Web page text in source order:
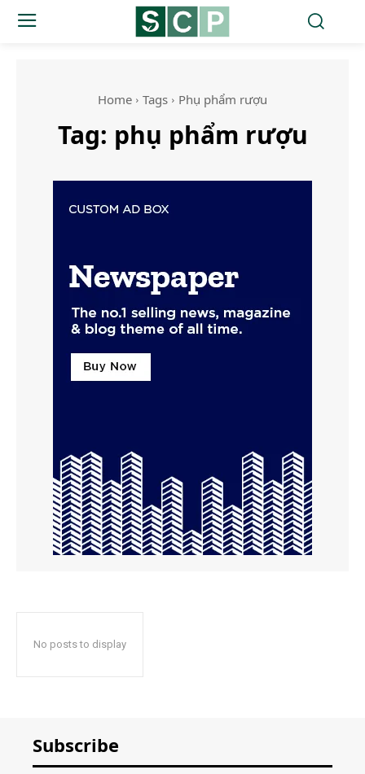
Home Tags Phụ phẩm rượu
Tag: phụ phẩm rượu
No posts to display
Subscribe